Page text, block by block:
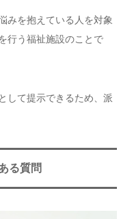
みを抱えている人を対象
行う福祉施設のことで
して提示できるため、派
る質問